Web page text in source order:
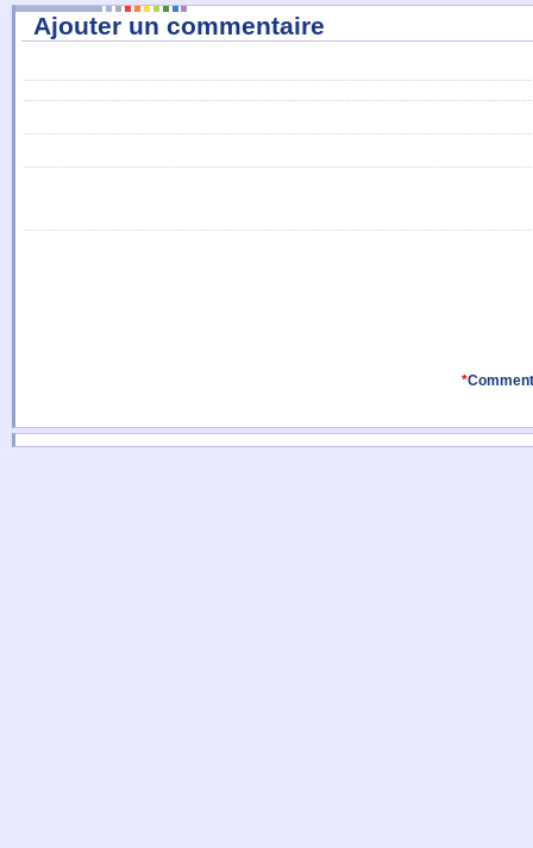
Ajouter un commentaire
*